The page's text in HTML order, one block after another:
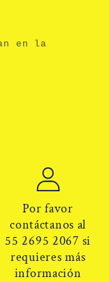
en la
Por favor
contáctanos al
55 2695 2067 si
requieres más
información